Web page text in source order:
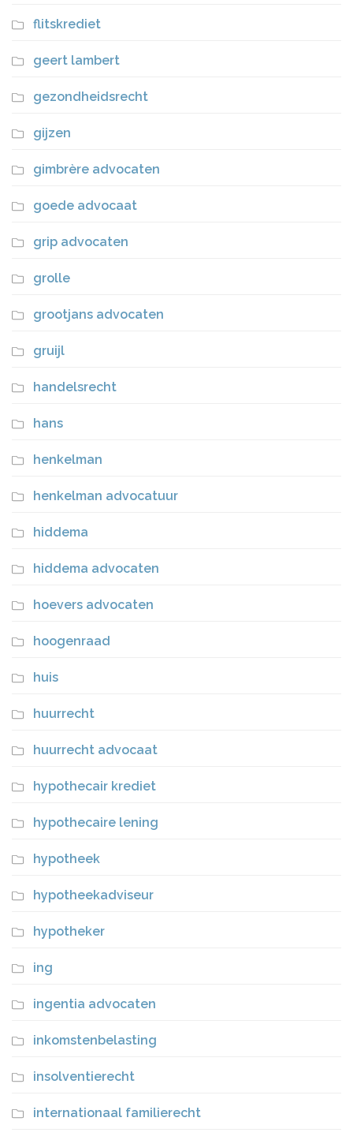
flitskrediet
geert lambert
gezondheidsrecht
gijzen
gimbrère advocaten
goede advocaat
grip advocaten
grolle
grootjans advocaten
gruijl
handelsrecht
hans
henkelman
henkelman advocatuur
hiddema
hiddema advocaten
hoevers advocaten
hoogenraad
huis
huurrecht
huurrecht advocaat
hypothecair krediet
hypothecaire lening
hypotheek
hypotheekadviseur
hypotheker
ing
ingentia advocaten
inkomstenbelasting
insolventierecht
internationaal familierecht